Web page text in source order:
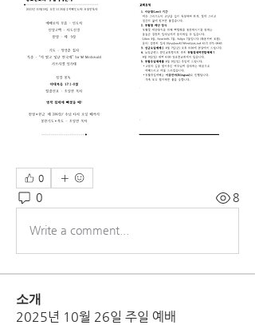
0
0 8
Write a comment...
소개
2025년 10월 26일 주일 예배